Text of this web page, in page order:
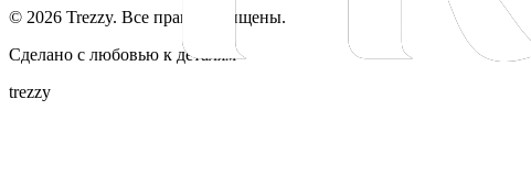
© 2026 Trezzy. Все права защищены.
Сделано с любовью к деталям
trezzy